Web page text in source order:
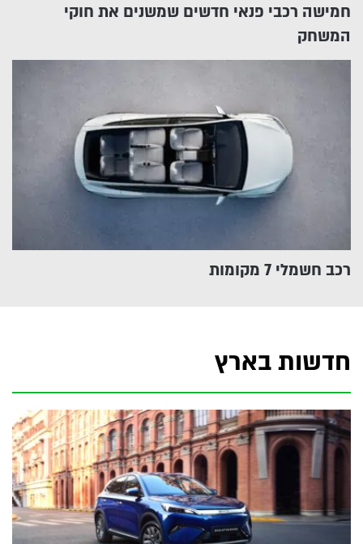
חמישה רכבי פנאי חדשים שמשנים את חוקי
המשחק
רכב חשמלי 7 מקומות
חדשות בארץ